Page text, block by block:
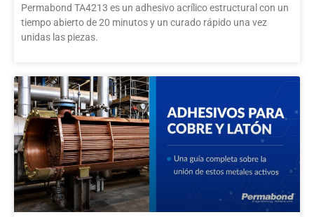
Permabond TA4213 es un adhesivo acrílico estructural con un
tiempo abierto de 20 minutos y un curado rápido una vez
unidas las piezas.